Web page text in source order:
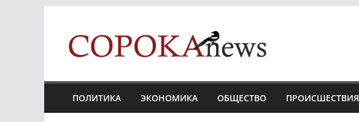
content
ПОЛИТИКА ЭКОНОМИКА ОБЩЕСТВО ПРОИСШЕСТВИЯ